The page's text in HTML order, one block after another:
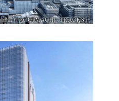
建設中の「OIMACHI TRACKS」